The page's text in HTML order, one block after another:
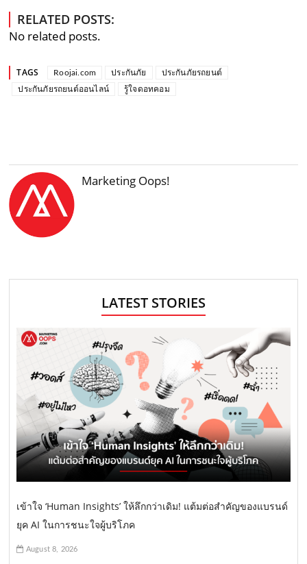
RELATED POSTS:
No related posts.
TAGS Roojai.com ประกันภัย
ประกันภัยรถยนต์
ประกันภัยรถยนต์ออนไลน์
รู้ใจดอทคอม
Marketing Oops!
LATEST STORIES
เข้าใจ ‘Human Insights’ ให้ลึกกว่าเดิม! แต้มต่อสำคัญของแบรนด์
ยุค AI ในการชนะใจผู้บริโภค
August 8, 2026